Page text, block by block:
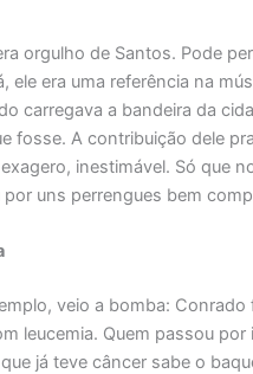
orgulho de Santos. Pode
ele era uma referência na
carregava a bandeira da
fosse. A contribuição dele
inestimável. Só que
uns perrengues bem
veio a bomba: Conrado
leucemia. Quem passou por
já teve câncer sabe o